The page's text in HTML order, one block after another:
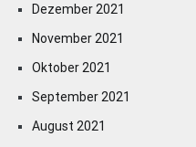
Dezember 2021
November 2021
Oktober 2021
September 2021
August 2021